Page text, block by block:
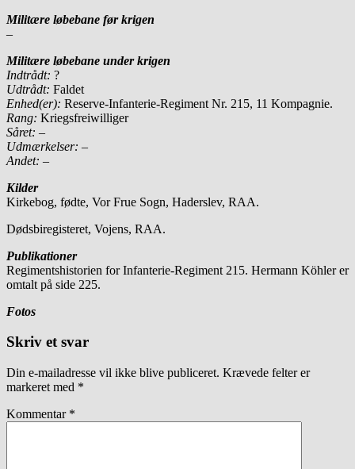
Militære løbebane før krigen
–
Militære løbebane under krigen
Indtrådt: ?
Udtrådt: Faldet
Enhed(er): Reserve-Infanterie-Regiment Nr. 215, 11 Kompagnie.
Rang: Kriegsfreiwilliger
Såret: –
Udmærkelser: –
Andet: –
Kilder
Kirkebog, fødte, Vor Frue Sogn, Haderslev, RAA.
Dødsbiregisteret, Vojens, RAA.
Publikationer
Regimentshistorien for Infanterie-Regiment 215. Hermann Köhler er
omtalt på side 225.
Fotos
Skriv et svar
Din e-mailadresse vil ikke blive publiceret. Krævede felter er
markeret med *
Kommentar *